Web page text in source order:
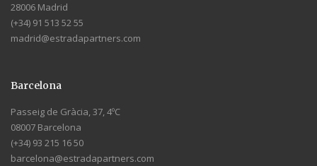
28006 Madrid
(+34) 91 513 52 55
madrid@estradapartners.com
Barcelona
Passeig de Gràcia, 37, 4ºC
08007 Barcelona
(+34) 93 215 16 50
barcelona@estradapartners.com